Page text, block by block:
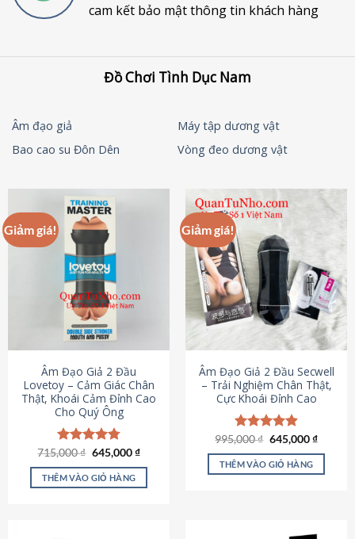
cam kết bảo mật thông tin khách hàng
Đồ Chơi Tình Dục Nam
Âm đạo giả
Máy tập dương vật
Bao cao su Đôn Dên
Vòng đeo dương vật
Giảm giá!
Âm Đạo Giả 2 Đầu
Lovetoy – Cảm Giác Chân
Thật, Khoái Cảm Đỉnh Cao
Cho Quý Ông
Được xếp
hạng4.79
5 sao
715,000₫ Giá
là:
715,000 ₫.
645,000₫Giá
tại
THÊM VÀO GIỎ HÀNG
Giảm giá!
Âm Đạo Giả 2 Đầu Secwell
– Trải Nghiệm Chân Thật,
Cực Khoái Đỉnh Cao
Được xếp
hạng4.88
5 sao
995,000₫ Giá
là:
995,000 ₫.
645,000₫Giá
tại
THÊM VÀO GIỎ HÀNG